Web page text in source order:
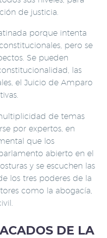
de justicia.
porque intenta
pero se
Se pueden
las
el Juicio de Amparo
de temas
por expertos, en
que los
abierto en el
y se escuchen las
los tres poderes de la
como la abogacía,
DE LA